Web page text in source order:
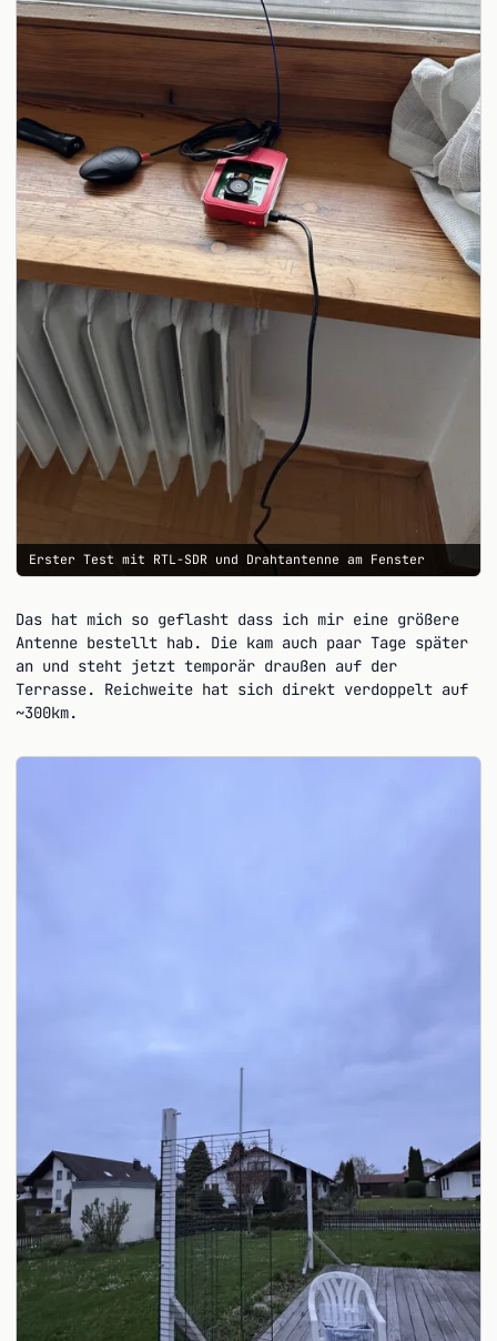
Erster Test mit RTL-SDR und Drahtantenne am Fenster
Das hat mich so geflasht dass ich mir eine größere
Antenne bestellt hab. Die kam auch paar Tage später
an und steht jetzt temporär draußen auf der
Terrasse. Reichweite hat sich direkt verdoppelt auf
~300km.